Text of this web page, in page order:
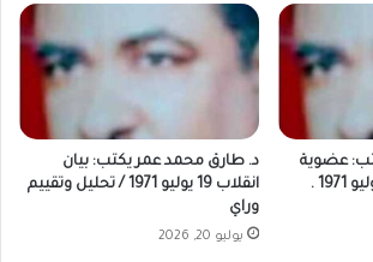
عضوية
د. طارق محمد عمر يكتب: بيان
انقلاب 19 يوليو 1971 / تحليل وتقييم
وراي
يوليو 20, 2026